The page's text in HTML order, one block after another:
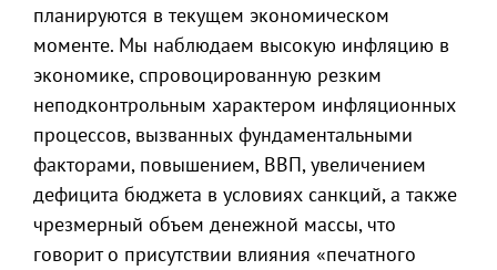
планируются в текущем экономическом
моменте. Мы наблюдаем высокую инфляцию в
экономике, спровоцированную резким
неподконтрольным характером инфляционных
процессов, вызванных фундаментальными
факторами, повышением, ВВП, увеличением
дефицита бюджета в условиях санкций, а также
чрезмерный объем денежной массы, что
говорит о присутствии влияния «печатного